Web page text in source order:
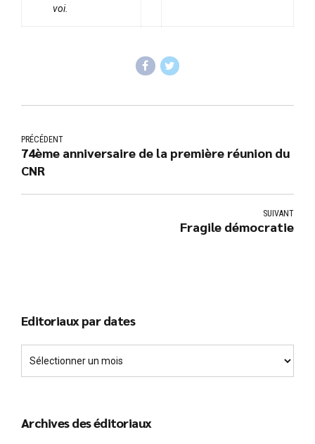
voi.
PRÉCÉDENT
74ème anniversaire de la première réunion du
CNR
SUIVANT
Fragile démocratie
Editoriaux par dates
Archives des éditoriaux